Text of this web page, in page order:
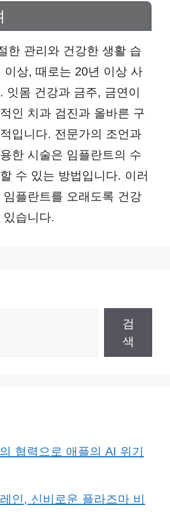
한 관리와 건강한 생활 습
이상, 때로는 20년 이상 사
잇몸 건강과 금주, 금연이
인 치과 검진과 올바른 구
입니다. 전문가의 조언과
한 시술은 임플란트의 수
수 있는 방법입니다. 이러
플란트를 오래도록 건강
습니다.
검
색
협력으로 애플의 AI 위기
인, 신비로운 플라즈마 비